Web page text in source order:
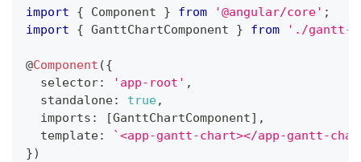
import { Component } from '@angular/core' ;
import
{ GanttChartComponent } from './gantt-
@Component ({
  selector
: 'app-root' ,
  standalone
: true,
  imports
: [GanttChartComponent] ,
  template
: `<app-gantt-chart></app-gantt-
})